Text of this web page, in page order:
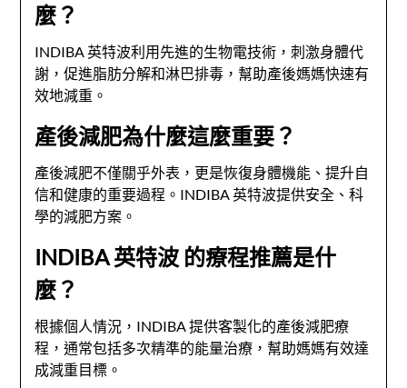
麼？
INDIBA 英特波利用先進的生物電技術，刺激身體代
謝，促進脂肪分解和淋巴排毒，幫助產後媽媽快速有
效地減重。
產後減肥為什麼這麼重要？
產後減肥不僅關乎外表，更是恢復身體機能、提升自
信和健康的重要過程。INDIBA 英特波提供安全、科
學的減肥方案。
INDIBA 英特波 的療程推薦是什
麼？
根據個人情況，INDIBA 提供客製化的產後減肥療
程，通常包括多次精準的能量治療，幫助媽媽有效達
成減重目標。